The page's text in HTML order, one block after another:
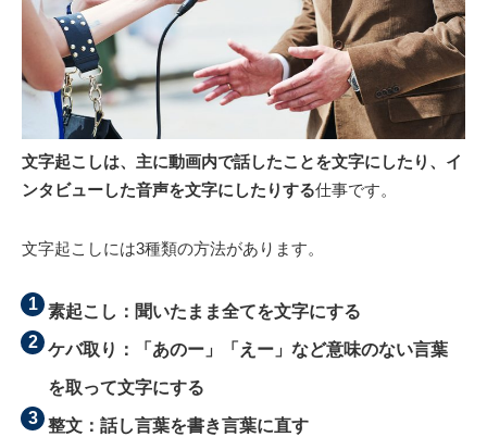
文字起こしは、主に動画内で話したことを文字にしたり、イ
ンタビューした音声を文字にしたりする仕事です。
文字起こしには3種類の方法があります。
素起こし：聞いたまま全てを文字にする
ケバ取り：「あのー」「えー」など意味のない言葉
を取って文字にする
整文：話し言葉を書き言葉に直す